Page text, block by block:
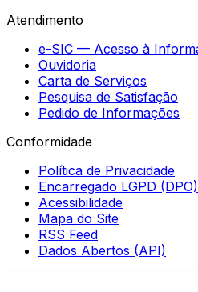
Atendimento
e-SIC — Acesso à
Ouvidoria
Carta de Serviços
Pesquisa de Satisfação
Pedido de Informações
Conformidade
Política de Privacidade
Encarregado LGPD (DPO)
Acessibilidade
Mapa do Site
RSS Feed
Dados Abertos (API)